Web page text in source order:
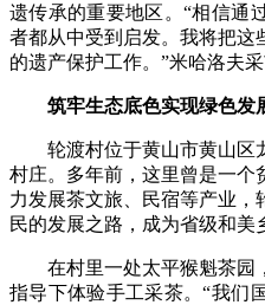
遗传承的重要地区。“相信通
者都从中受到启发。我将把这
的遗产保护工作。”米哈洛夫
筑牢生态底色实现绿色发
轮渡村位于黄山市黄山区
村庄。多年前，这里曾是一个
力发展茶文旅、民宿等产业，
民的发展之路，成为省级和美
在村里一处太平猴魁茶园
指导下体验手工采茶。“我们